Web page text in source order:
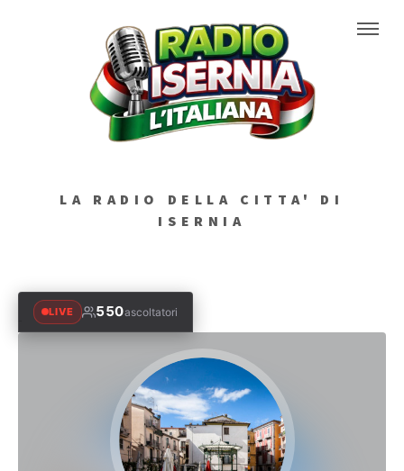
LA RADIO DELLA CITTA' DI
ISERNIA
LIVE 550ascoltatori